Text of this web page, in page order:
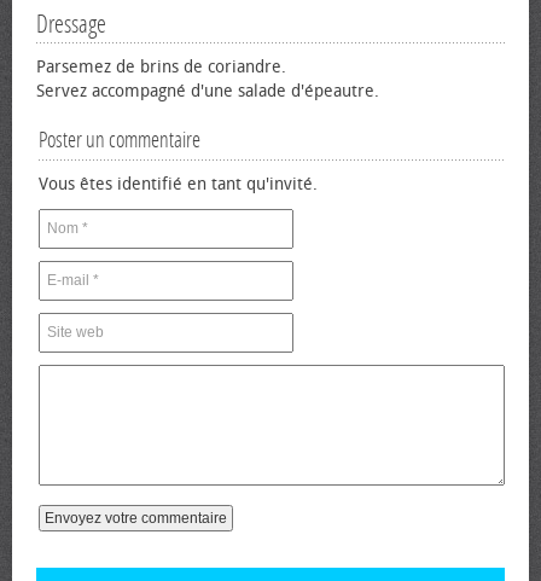
Dressage
Parsemez de brins de coriandre.
Servez accompagné d'une salade d'épeautre.
Poster un commentaire
Vous êtes identifié en tant qu'invité.